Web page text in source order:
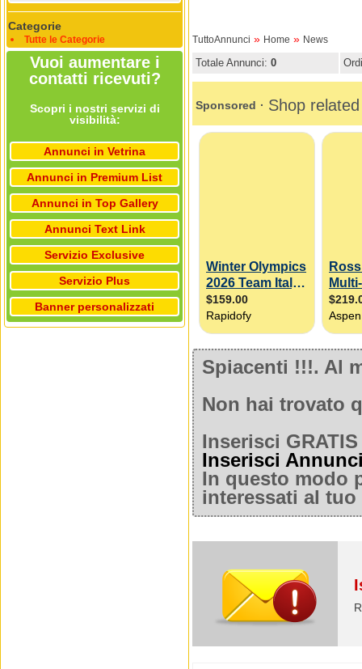
Categorie
Tutte le Categorie
Vuoi aumentare i
contatti ricevuti?
Scopri i nostri servizi di
visibilità:
Annunci in Vetrina
Annunci in Premium List
Annunci in Top Gallery
Annunci Text Link
Servizio Exclusive
Servizio Plus
Banner personalizzati
TuttoAnnunci » Home » News
Totale Annunci: 0
Spiacenti !!!. Al
Non hai trovato
Inserisci
Inserisci
In questo modo
interessati al